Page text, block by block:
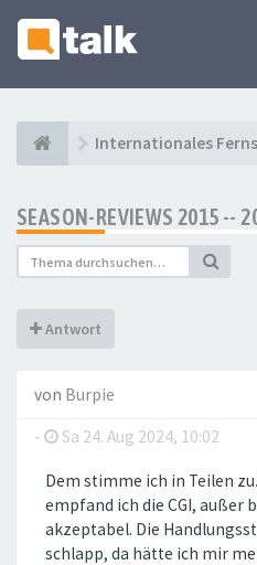
Internationales
SEASON-REVIEWS 2015 --
Antwort
von Burpie
-
Sa 24. Aug 2024, 10:02
Dem stimme ich in Teilen
empfand ich die CGI, außer
akzeptabel. Die
schlapp, da hätte ich mir